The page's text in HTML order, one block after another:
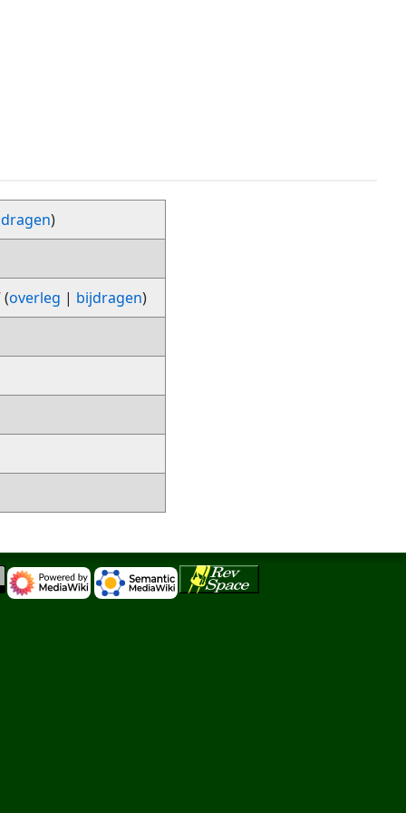
)
(overleg | bijdragen)